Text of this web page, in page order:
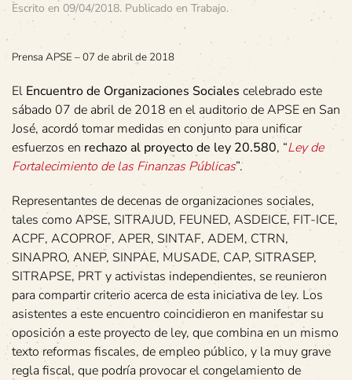
Escrito en 09/04/2018. Publicado en Trabajo.
Prensa APSE – 07 de abril de 2018
El Encuentro de Organizaciones Sociales celebrado este
sábado 07 de abril de 2018 en el auditorio de APSE en San
José, acordó tomar medidas en conjunto para unificar
esfuerzos enrechazo al proyecto de ley 20.580, “Ley de
Fortalecimiento de las Finanzas Públicas”.
Representantes de decenas de organizaciones sociales,
tales como APSE, SITRAJUD, FEUNED, ASDEICE, FIT-ICE,
ACPF, ACOPROF, APER, SINTAF, ADEM, CTRN,
SINAPRO, ANEP, SINPAE, MUSADE, CAP, SITRASEP,
SITRAPSE, PRT y activistas independientes, se reunieron
para compartir criterio acerca de esta iniciativa de ley. Los
asistentes a este encuentro coincidieron en manifestar su
oposición a este proyecto de ley, que combina en un mismo
texto reformas fiscales, de empleo público, y la muy grave
regla fiscal, que podría provocar el congelamiento de